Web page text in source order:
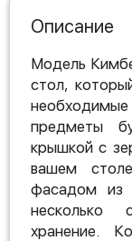
Описание
Модель
стол,
необходимые
предметы
крышкой с
вашем
фасадом из
несколько
хранение.